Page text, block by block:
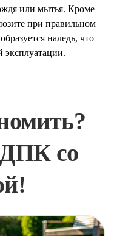
или мытья. Кроме
при правильном
наледь, что
эксплуатации.
со